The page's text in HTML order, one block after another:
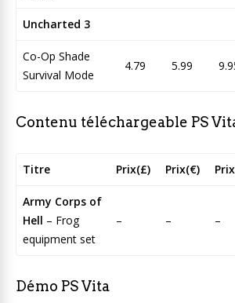
Uncharted 3
Co-Op Shade
Survival Mode
4.79 5.99
Contenu téléchargeable PS
Titre Prix(£) Prix(€)
Army Corps of
Hell – Frog
equipment set
– – –
Démo PS Vita